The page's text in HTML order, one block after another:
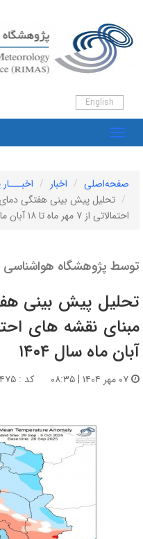
English
صفحه‌اصلی اخبار
تحلیل پیش بینی هفتگی
احتمالاتی از ۷ مهر ماه تا ۱۸ آبان ماه سال ۱۴۰۴
توسط پژوهشگاه هواشناسی
تحلیل پیش بینی
آبان ماه سال ۱۴۰۴
کد : ۱۴۷۵